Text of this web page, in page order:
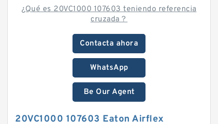
¿Qué es 20VC1000 107603 teniendo referencia
cruzada？
Contacta ahora
WhatsApp
Be Our Agent
20VC1000 107603 Eaton Airflex